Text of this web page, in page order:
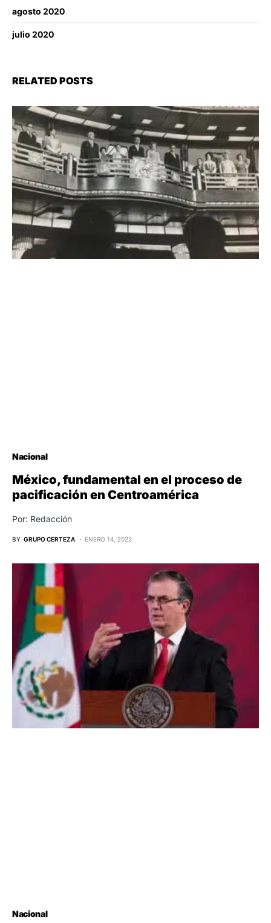
agosto 2020
julio 2020
RELATED POSTS
Nacional
México, fundamental en el proceso de
pacificación en Centroamérica
Por: Redacción
BY GRUPO CERTEZA ENERO 14, 2022
Nacional